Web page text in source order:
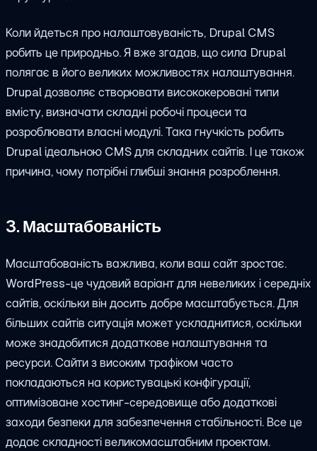
Коли йдеться про налаштовуваність, Drupal CMS
робить це природньо. Я вже згадав, що сила Drupal
полягає в його великих можливостях налаштування.
Drupal дозволяє створювати висококеровані типи
вмісту, визначати складні робочі процеси та
розроблювати власні модулі. Така гнучкість робить
Drupal ідеальною CMS для складних сайтів. І це також
причина, чому потрібні глибші знання розроблення.
3. Масштабованість
Масштабованість важлива, коли ваш сайт зростає.
WordPress-це чудовий варіант для невеликих і середніх
сайтів, оскільки він досить добре масштабується. Для
більших сайтів ситуація может ускладнитися, оскільки
може знадобитися додаткове налаштування та
ресурси. Сайти з високим трафіком часто
покладаються на користувацькі конфігурації,
оптимізоване хостинг-середовище або додаткові
заходи безпеки для забезпечення стабільності. Все це
додає складності великомасштабним проектам.